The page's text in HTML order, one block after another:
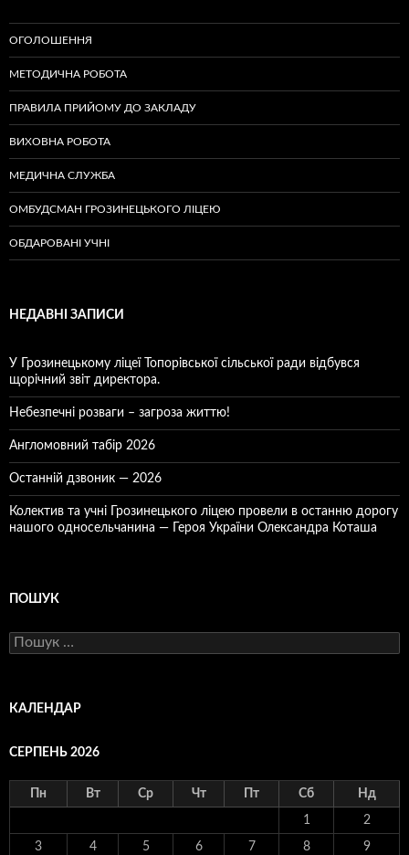
ОГОЛОШЕННЯ
МЕТОДИЧНА РОБОТА
ПРАВИЛА ПРИЙОМУ ДО ЗАКЛАДУ
ВИХОВНА РОБОТА
МЕДИЧНА СЛУЖБА
ОМБУДСМАН ГРОЗИНЕЦЬКОГО ЛІЦЕЮ
ОБДАРОВАНІ УЧНІ
НЕДАВНІ ЗАПИСИ
У Грозинецькому ліцеї Топорівської сільської ради відбувся
щорічний звіт директора.
Небезпечні розваги – загроза життю!
Англомовний табір 2026
Останній дзвоник — 2026
Колектив та учні Грозинецького ліцею провели в останню дорогу
нашого односельчанина — Героя України Олександра Коташа
ПОШУК
Пошук:
КАЛЕНДАР
СЕРПЕНЬ 2026
Пн Вт Ср Чт Пт Сб Нд
1 2
3 4 5 6 7 8 9